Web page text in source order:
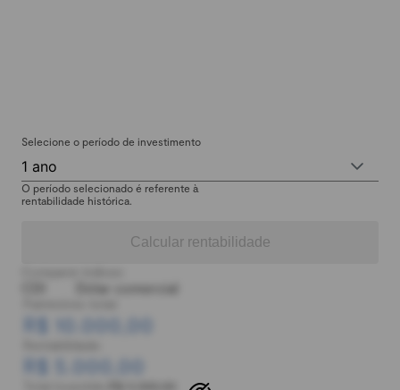
Selecione o período de investimento
1 ano
O período selecionado é referente à
rentabilidade histórica.
Calcular rentabilidade
Dólar comercial
R$ 10.000,00
R$ 5.000,00